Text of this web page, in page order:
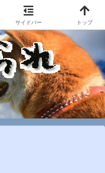
サイドバー トップ